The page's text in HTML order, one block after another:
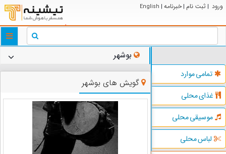
ورود | ثبت نام | خبرنامه |
English
تمامی موارد
غذای محلی
موسیقی محلی
لباس محلی
بوشهر
گویش های بوشهر